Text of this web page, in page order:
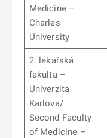
Medicine –
Charles
University
2. lékařská
fakulta –
Univerzita
Karlova/
Second Faculty
of Medicine –